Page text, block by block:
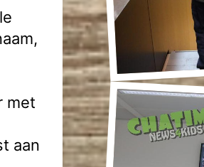
met
aan